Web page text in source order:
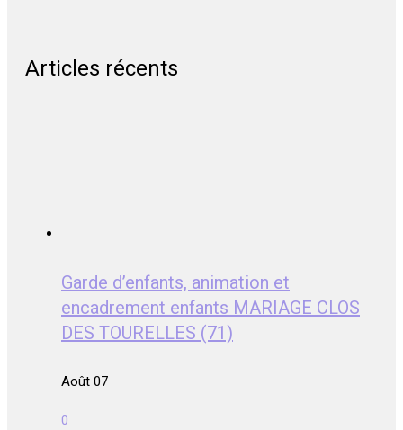
Articles récents
Garde d’enfants, animation et
encadrement enfants MARIAGE CLOS
DES TOURELLES (71)
Août 07
0